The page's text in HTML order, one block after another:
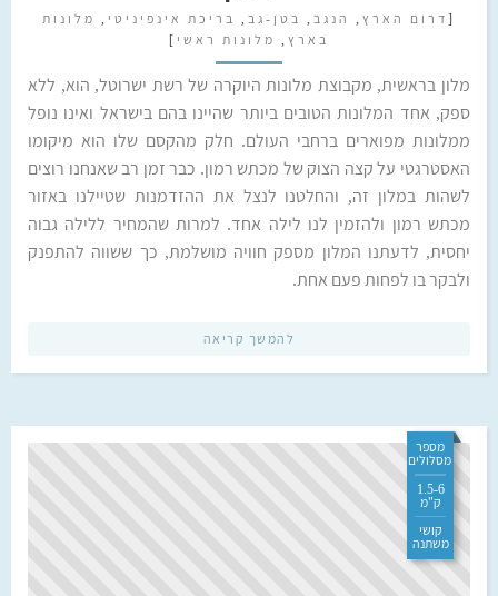
[ דרום הארץ , הנגב , בטן-גב , בריכת אינפיניטי , מלונות
בארץ , מלונות ראשי ]
מלון בראשית, מקבוצת מלונות היוקרה של רשת ישרוטל, הוא, ללא
ספק, אחד המלונות הטובים ביותר שהיינו בהם בישראל ואינו נופל
ממלונות מפוארים ברחבי העולם. חלק מהקסם שלו הוא מיקומו
האסטרגטי על קצה הצוק של מכתש רמון. כבר זמן רב שאנחנו רוצים
לשהות במלון זה, והחלטנו לנצל את ההזדמנות שטיילנו באזור
מכתש רמון ולהזמין לנו לילה אחד. למרות שהמחיר ללילה גבוה
יחסית, לדעתנו המלון מספק חוויה מושלמת, כך ששווה להתפנק
ולבקר בו לפחות פעם אחת.
להמשך קריאה
מספר
מסלולים
1.5-6
ק"מ
קושי
משתנה